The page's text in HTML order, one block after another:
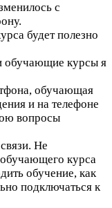
с
будет полезно
обучающие курсы я
обучающая
и на телефоне
вопросы
Не
курса
обучение, как
подключаться к